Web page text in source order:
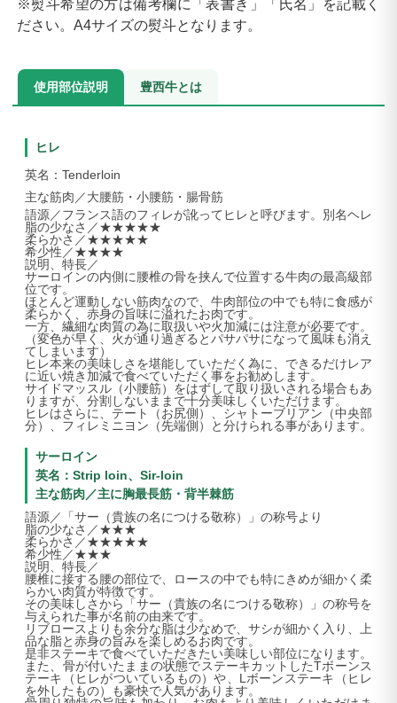
※熨斗希望の方は備考欄に「表書き」「氏名」を記載く
ださい。A4サイズの熨斗となります。
使用部位説明 豊西牛とは
ヒレ
英名：Tenderloin
主な筋肉／大腰筋・小腰筋・腸骨筋
語源／フランス語のフィレが訛ってヒレと呼びます。別名ヘレ
脂の少なさ／★★★★★
柔らかさ／★★★★★
希少性／★★★★
説明、特長／
サーロインの内側に腰椎の骨を挟んで位置する牛肉の最高級部
位です。
ほとんど運動しない筋肉なので、牛肉部位の中でも特に食感が
柔らかく、赤身の旨味に溢れたお肉です。
一方、繊細な肉質の為に取扱いや火加減には注意が必要です。
（変色が早く、火が通り過ぎるとパサパサになって風味も消え
てしまいます）
ヒレ本来の美味しさを堪能していただく為に、できるだけレア
に近い焼き加減で食べていただく事をお勧めします。
サイドマッスル（小腰筋）をはずして取り扱いされる場合もあ
りますが、分割しないままで十分美味しくいただけます。
ヒレはさらに、テート（お尻側）、シャトーブリアン（中央部
分）、フィレミニヨン（先端側）と分けられる事があります。
サーロイン
英名：Strip loin、Sir-loin
主な筋肉／主に胸最長筋・背半棘筋
語源／「サー（貴族の名につける敬称）」の称号より
脂の少なさ／★★★
柔らかさ／★★★★★
希少性／★★★
説明、特長／
腰椎に接する腰の部位で、ロースの中でも特にきめが細かく柔
らかい肉質が特徴です。
その美味しさから「サー（貴族の名につける敬称）」の称号を
与えられた事が名前の由来です。
リブロースよりも余分な脂は少なめで、サシが細かく入り、上
品な脂と赤身の旨みを楽しめるお肉です。
是非ステーキで食べていただきたい美味しい部位になります。
また、骨が付いたままの状態でステーキカットしたTボーンス
テーキ（ヒレがついているもの）や、Lボーンステーキ（ヒレ
を外したもの）も豪快で人気があります。